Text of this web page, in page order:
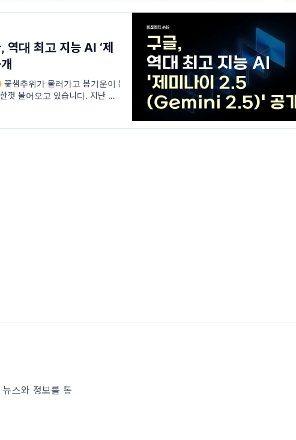
대 최고 지능 AI ‘제
샘추위가 물러가고 봄기운이 완
껏 불어오고 있습니다. 지난 3월
스와 정보를 통